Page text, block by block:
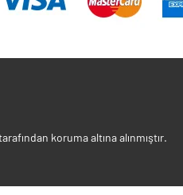
koruma altına alınmıştır.